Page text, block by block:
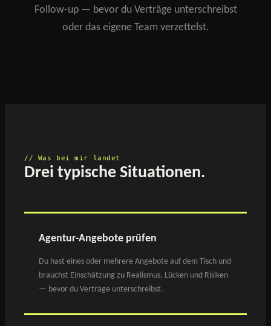
Follow-up — bevor du Verträge unterschreibst
oder das eigene Team verzettelst.
// Was bei mir landet
Drei typische Situationen.
Agentur-Angebote prüfen
Du hast eines oder mehrere Angebote auf dem Tisch und
brauchst Einschätzung zu Realismus, Lücken und Risiken
— bevor du Verträge unterschreibst.